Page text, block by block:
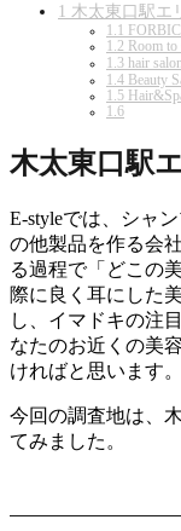
1 木太東口駅エ
1.1
1.2 Room
1.3 hair
1.4 Beauty
1.5
1.6
木太東口駅
E-styleでは、シャ
の他製品を作る会
る過程で「どこの
際に良く耳にした
し、イマドキの注
なたのお近くの美
ければと思います。
今回の調査地は、
てみました。